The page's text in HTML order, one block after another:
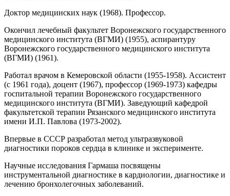
Доктор медицинских наук (1968). Профессор.
Окончил лечебный факультет Воронежского государственного
медицинского института (ВГМИ) (1955), аспирантуру
Воронежского государственного медицинского института
(ВГМИ) (1961).
Работал врачом в Кемеровской области (1955-1958). Ассистент
(с 1961 года), доцент (1967), профессор (1969-1973) кафедры
госпитальной терапии Воронежского государственного
медицинского института (ВГМИ). Заведующий кафедрой
факультетской терапии Рязанского медицинского института
имени И.П. Павлова (1973-2002).
Впервые в СССР разработал метод ультразвуковой
диагностики пороков сердца в клинике и эксперименте.
Научные исследования Гармаша посвящены
инструментальной диагностике в кардиологии, диагностике и
лечению бронхолегочных заболеваний.